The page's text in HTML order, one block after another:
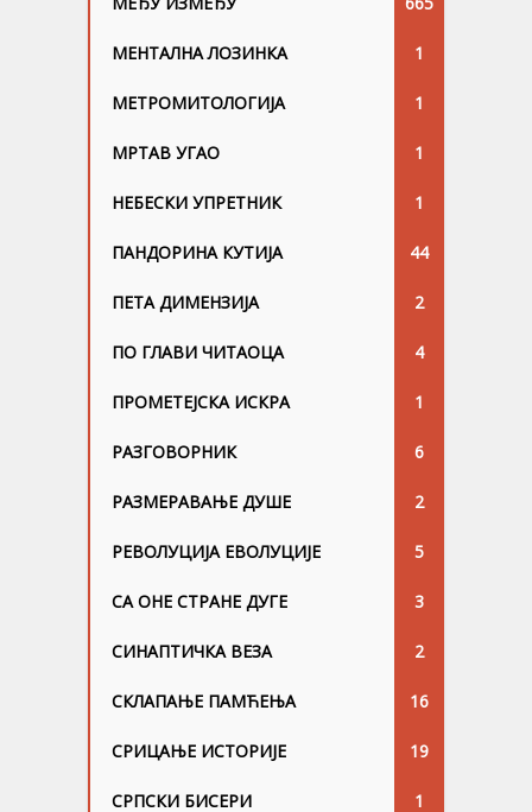
МЕНТАЛНА ЛОЗИНКА 1
МЕТРОМИТОЛОГИЈА 1
МРТАВ УГАО 1
НЕБЕСКИ УПРЕТНИК 1
ПАНДОРИНА КУТИЈА 44
ПЕТА ДИМЕНЗИЈА 2
ПО ГЛАВИ ЧИТАОЦА 4
ПРОМЕТЕЈСКА ИСКРА 1
РАЗГОВОРНИК 6
РАЗМЕРАВАЊЕ ДУШЕ 2
РЕВОЛУЦИЈА ЕВОЛУЦИЈЕ 5
СА ОНЕ СТРАНЕ ДУГЕ 3
СИНАПТИЧКА ВЕЗА 2
СКЛАПАЊЕ ПАМЋЕЊА 16
СРИЦАЊЕ ИСТОРИЈЕ 19
СРПСКИ БИСЕРИ 1